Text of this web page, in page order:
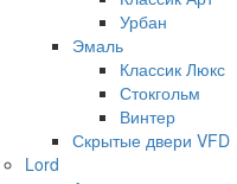
Урбан
Эмаль
Классик Люкс
Стокгольм
Винтер
Скрытые двери VFD
Lord